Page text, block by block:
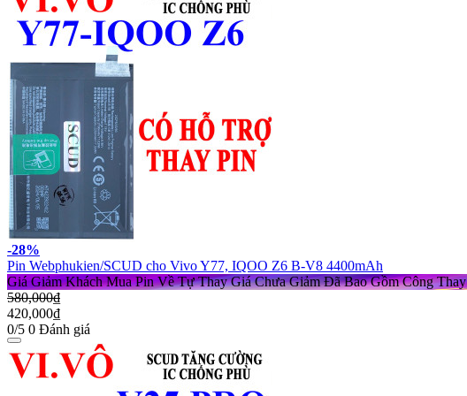
-28%
Pin Webphukien/SCUD cho Vivo Y77, IQOO Z6 B-V8 4400mAh
Giá Giảm Khách Mua Pin Về Tự Thay Giá Chưa Giảm Đã Bao Gồm Công Thay
580,000₫
420,000₫
0/5 0 Đánh giá